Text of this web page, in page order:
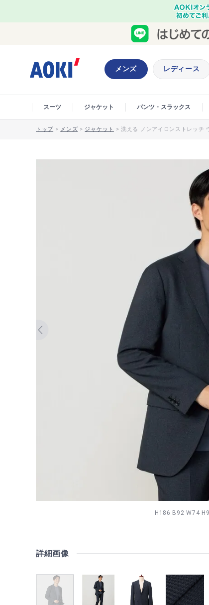
メンズ レディース
スーツ ジャケット パンツ・スラックス
トップ > メンズ > ジャケット >洗える ノンアイロンストレッチ
H186 B92 W74
詳細画像